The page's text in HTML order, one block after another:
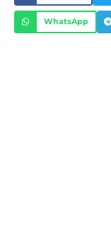
WhatsApp